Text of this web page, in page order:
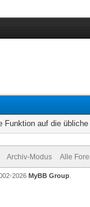
Funktion auf die
Archiv-Modus Alle
2026 MyBB Group